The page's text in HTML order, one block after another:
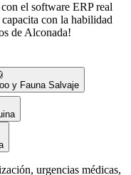
el software ERP real
con la habilidad
de Alconada!
y Fauna Salvaje
urgencias médicas,